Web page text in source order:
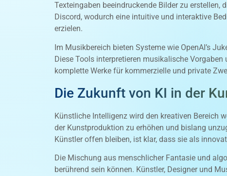
Texteingaben beeindruckende Bilder zu
Discord, wodurch eine intuitive und interaktive
erzielen.
Im Musikbereich bieten Systeme wie OpenAI’s
Diese Tools interpretieren musikalische
komplette Werke für kommerzielle und private
Die Zukunft von KI in der
Künstliche Intelligenz wird den kreativen Bereich
der Kunstproduktion zu erhöhen und bislang
Künstler offen bleiben, ist klar, dass sie als
Die Mischung aus menschlicher Fantasie und
berührend sein können. Künstler, Designer und